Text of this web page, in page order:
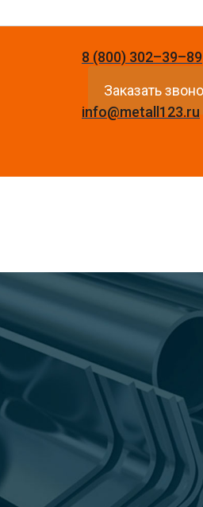
8 (800) 302–39–89
Заказать
info@metall123.ru